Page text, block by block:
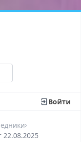
Войти
›